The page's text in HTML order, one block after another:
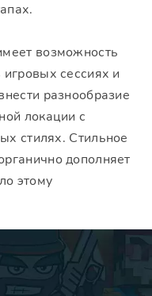
возможность
сессиях и
разнообразие
локации с
стилях. Стильное
дополняет
этому